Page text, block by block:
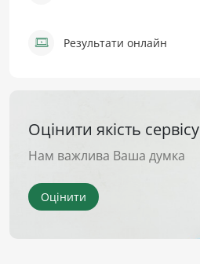
Результати онлайн
Оцінити якість сервісу
Нам важлива Ваша думка
Оцінити